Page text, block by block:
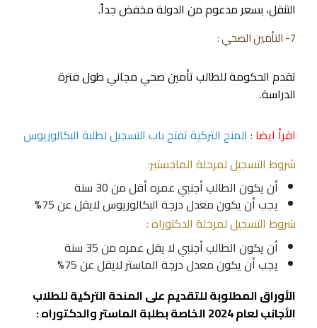
التنقل، بسعر مدعوم من الدولة مخفض جداً.
7- التأمين الصحي :
تقدم الحكومة للطالب تأمين صحي مجاني طول فترة
الدراسة.
اقرأ ايضا : المنح التركية تفتح باب التسجيل لطلبة البكالوريوس
شروط التسجيل لمرحلة الماجستير:
أن يكون الطالب أجنبي عمره أقل من 30 سنة
يجب أن يكون معدل درجة البكالوريوس لايقل عن 75%
شروط التسجيل لمرحلة الدكتوراه :
أن يكون الطالب أجنبي لا يقل عمره من 35 سنة
يجب أن يكون معدل درجة الماستر لايقل عن 75%
الأوراق المطلوبة للتقديم على المنحة التركية للطلاب
الأجانب لعام 2024 الخاصة بطلبة الماستر والدكتوراه :